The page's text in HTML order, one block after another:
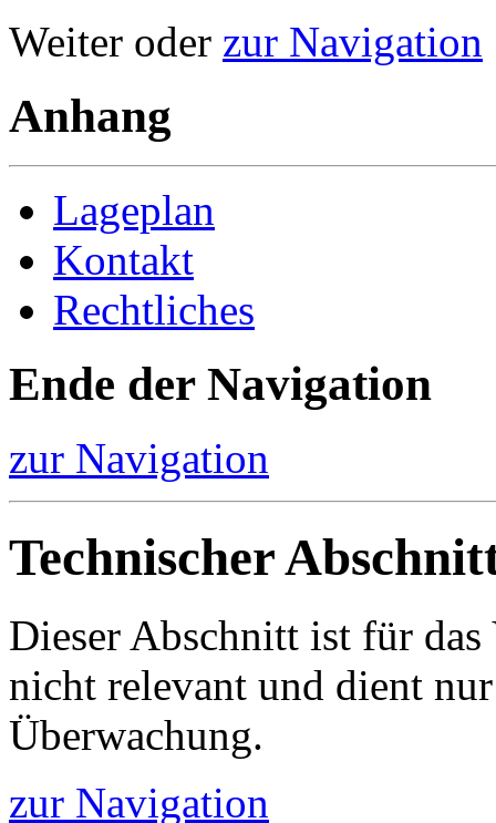
Weiter oder zur Navigation
Anhang
Lageplan
Kontakt
Rechtliches
Ende der Navigation
zur Navigation
Technischer
Dieser Abschnitt ist für das
nicht relevant und dient
Überwachung.
zur Navigation